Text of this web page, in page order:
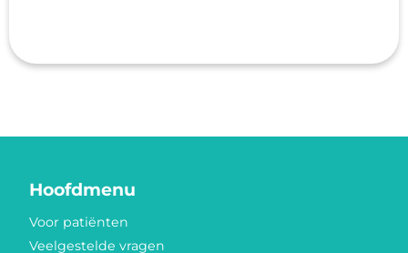
Hoofdmenu
Voor patiënten
Veelgestelde vragen